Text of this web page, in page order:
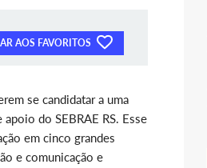
AOS FAVORITOS
se candidatar a uma
do SEBRAE RS. Esse
em cinco grandes
e comunicação e